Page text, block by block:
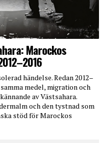
Marockos
händelse. Redan 2012–
medel, migration och
av Västsahara.
och den tystnad som
stöd för Marockos